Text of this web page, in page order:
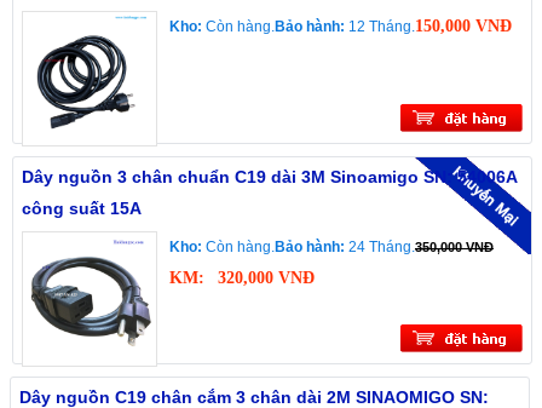
Kho: Còn hàng. Bảo hành: 12 Tháng. 150,000 VNĐ
Dây nguồn 3 chân chuẩn C19 dài 3M Sinoamigo SN: 54006A
công suất 15A
Kho: Còn hàng. Bảo hành: 24 Tháng. 350,000 VNĐ
KM: 320,000 VNĐ
Dây nguồn C19 chân cắm 3 chân dài 2M SINAOMIGO SN: